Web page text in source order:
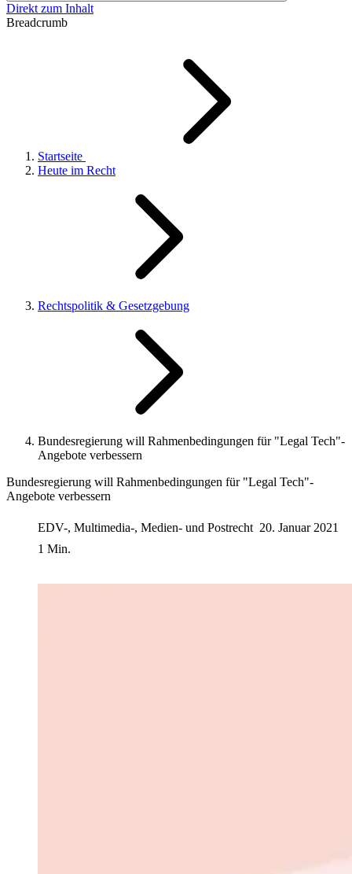
Direkt zum Inhalt
Breadcrumb
Startseite
Heute im Recht
Rechtspolitik & Gesetzgebung
Bundesregierung will Rahmenbedingungen für "Legal Tech"-
Angebote verbessern
Bundesregierung will Rahmenbedingungen für "Legal Tech"-
Angebote verbessern
EDV-, Multimedia-, Medien- und Postrecht 20. Januar 2021
1 Min.